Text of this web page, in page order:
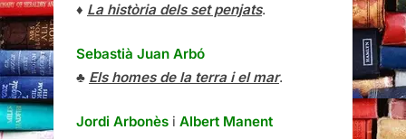
♦ La història dels set penjats.
Sebastià Juan Arbó
♣ Els homes de la terra i el mar.
Jordi Arbonès i Albert Manent